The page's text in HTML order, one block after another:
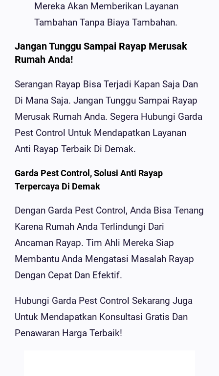
Mereka Akan Memberikan Layanan
Tambahan Tanpa Biaya Tambahan.
Jangan Tunggu Sampai Rayap Merusak
Rumah Anda!
Serangan Rayap Bisa Terjadi Kapan Saja Dan
Di Mana Saja. Jangan Tunggu Sampai Rayap
Merusak Rumah Anda. Segera Hubungi Garda
Pest Control Untuk Mendapatkan Layanan
Anti Rayap Terbaik Di Demak.
Garda Pest Control, Solusi Anti Rayap
Terpercaya Di Demak
Dengan Garda Pest Control, Anda Bisa Tenang
Karena Rumah Anda Terlindungi Dari
Ancaman Rayap. Tim Ahli Mereka Siap
Membantu Anda Mengatasi Masalah Rayap
Dengan Cepat Dan Efektif.
Hubungi Garda Pest Control Sekarang Juga
Untuk Mendapatkan Konsultasi Gratis Dan
Penawaran Harga Terbaik!